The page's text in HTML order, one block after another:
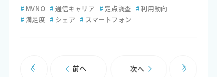
# MVNO # 通信キャリア # 定点調査 # 利用動向
# 満足度 # シェア # スマートフォン
前へ 次へ